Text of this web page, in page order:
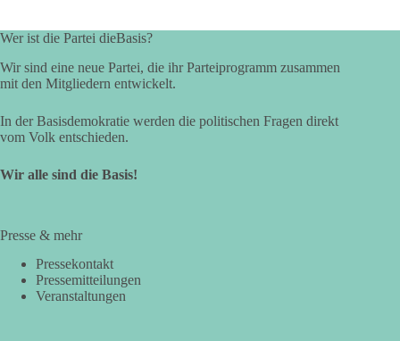
Wer ist die Partei dieBasis?
Wir sind eine neue Partei, die ihr Parteiprogramm zusammen
mit den Mitgliedern entwickelt.
In der Basisdemokratie werden die politischen Fragen direkt
vom Volk entschieden.
Wir alle sind die Basis!
Presse & mehr
Pressekontakt
Pressemitteilungen
Veranstaltungen